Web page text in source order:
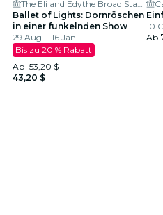
The Eli and Edythe Broad Stage
Ballet of Lights: Dornröschen
in einer funkelnden Show
29 Aug. - 16 Jan.
Bis zu 20 % Rabatt
Ab 53,20 $
43,20 $
10
Ab